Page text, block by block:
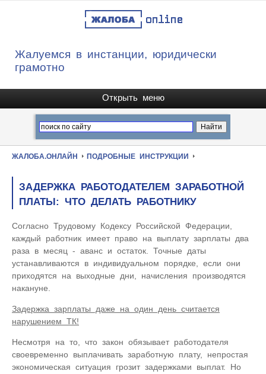
Жалуемся в инстанции, юридически
грамотно
ЖАЛОБА.ОНЛАЙН ПОДРОБНЫЕ ИНСТРУКЦИИ
ЗАДЕРЖКА РАБОТОДАТЕЛЕМ ЗАРАБОТНОЙ
ПЛАТЫ: ЧТО ДЕЛАТЬ РАБОТНИКУ
Согласно Трудовому Кодексу Российской Федерации,
каждый работник имеет право на выплату зарплаты два
раза в месяц - аванс и остаток. Точные даты
устанавливаются в индивидуальном порядке, если они
приходятся на выходные дни, начисления производятся
накануне.
Задержка зарплаты даже на один день считается
нарушением ТК!
Несмотря на то, что закон обязывает работодателя
своевременно выплачивать заработную плату, непростая
экономическая ситуация грозит задержками выплат. Но